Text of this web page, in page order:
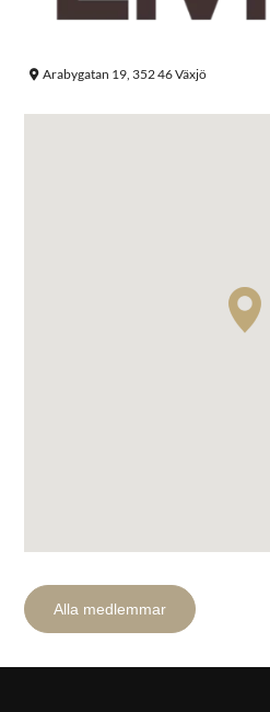
Arabygatan 19, 352 46 Växjö
Alla medlemmar